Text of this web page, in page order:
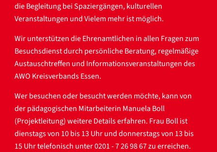
die Begleitung bei Spaziergängen, kulturellen
Veranstaltungen und Vielem mehr ist möglich.
Wir unterstützen die Ehrenamtlichen in allen Fragen zum
Besuchsdienst durch persönliche Beratung, regelmäßige
Austauschtreffen und Informationsveranstaltungen des
AWO Kreisverbands Essen.
Wer besuchen oder besucht werden möchte, kann von
der pädagogischen Mitarbeiterin Manuela Boll
(Projektleitung) weitere Details erfahren. Frau Boll ist
dienstags von 10 bis 13 Uhr und donnerstags von 13 bis
15 Uhr telefonisch unter 0201 - 7 26 98 67 zu erreichen.